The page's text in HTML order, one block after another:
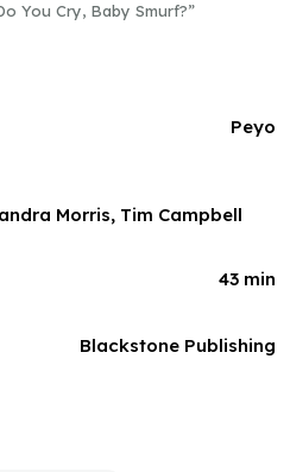
You Cry, Baby Smurf?”
Peyo
Morris, Tim Campbell
43 min
Blackstone Publishing